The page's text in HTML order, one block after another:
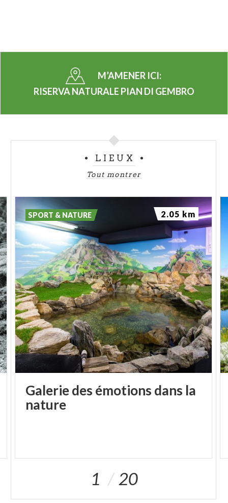
M’AMENER ICI:
RISERVA NATURALE PIAN DI GEMBRO
LIEUX
Tout montrer
Galerie des émotions dans la
nature
SPORT & NATURE 2.05 km
1 20